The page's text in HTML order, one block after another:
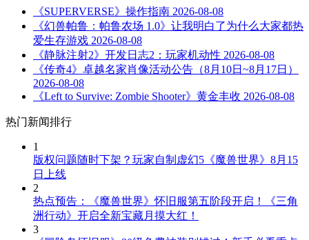
《SUPERVERSE》操作指南 2026-08-08
《幻兽帕鲁：帕鲁农场 1.0》让我明白了为什么大家都热
爱生存游戏 2026-08-08
《静脉注射2》开发日志2：玩家机动性 2026-08-08
《传奇4》卓越名家肖像活动公告（8月10日~8月17日）
2026-08-08
《Left to Survive: Zombie Shooter》黄金丰收 2026-08-08
热门新闻排行
1
版权问题随时下架？玩家自制虚幻5《魔兽世界》8月15
日上线
2
热点预告：《魔兽世界》怀旧服第五阶段开启！《三角
洲行动》开启全新宝藏月摸大红！
3